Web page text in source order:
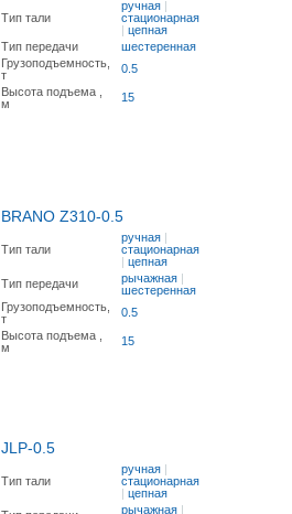
Тип тали
ручная |
стационарная
| цепная
Тип передачи
шестеренная
Грузоподъемность,
т
0.5
Высота подъема ,
м
15
BRANO Z310-0.5
Тип тали
ручная |
стационарная
| цепная
Тип передачи
рычажная |
шестеренная
Грузоподъемность,
т
0.5
Высота подъема ,
м
15
JLP-0.5
Тип тали
ручная |
стационарная
| цепная
рычажная |